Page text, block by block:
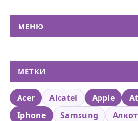
МЕНЮ
МЕТКИ
Acer Alcatel Apple
Iphone
Samsung